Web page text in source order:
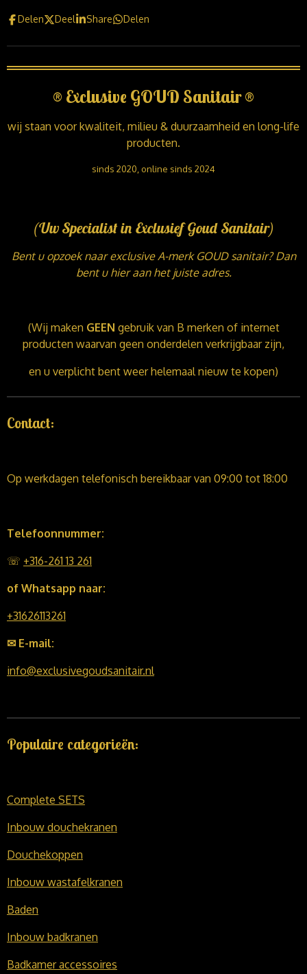
Delen Deel Share Delen
® Exclusive GOUD Sanitair®
wij staan voor kwaliteit, milieu & duurzaamheid en long-life
producten.
sinds 2020, online sinds 2024
(Uw Specialist in Exclusief Goud Sanitair)
Bent u opzoek naar exclusive A-merk GOUD sanitair? Dan
bent u hier aan het juiste adres.
(Wij maken GEEN gebruik van B merken of internet
producten waarvan geen onderdelen verkrijgbaar zijn,
en u verplicht bent weer helemaal nieuw te kopen)
Contact:
Op werkdagen telefonisch bereikbaar van 09:00 tot 18:00
Telefoonnummer:
☏ +316-261 13 261
of Whatsapp naar:
+31626113261
✉ E-mail:
info@exclusivegoudsanitair.nl
Populaire categorieën:
Complete SETS
Inbouw douchekranen
Douchekoppen
Inbouw wastafelkranen
Baden
Inbouw badkranen
Badkamer accessoires